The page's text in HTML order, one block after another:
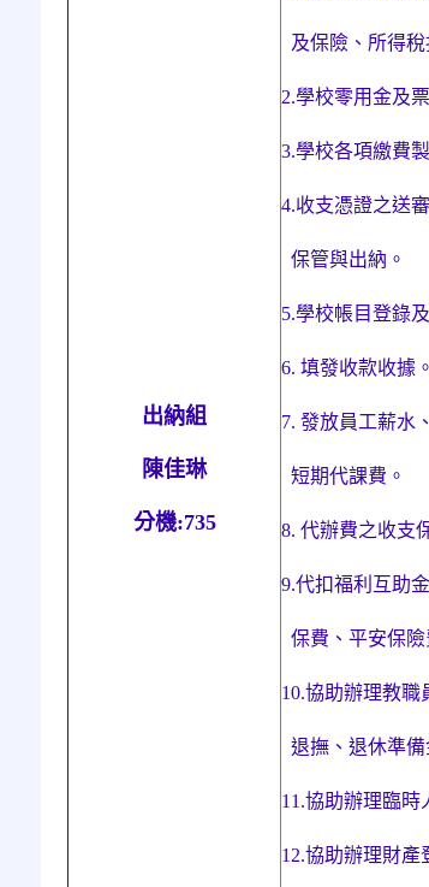
出納組
陳佳琳
分機:735
及保險、所得
2.學校零用金及
3.學校各項繳費
4.收支憑證之送
保管與出納。
5.學校帳目登錄
6. 填發收款收據。
7. 發放員工薪水
短期代課費。
8. 代辦費之收支
9.代扣福利互助
保費 、平安保
10.協助辦理教職
退撫 、退休準
11.協助辦理臨時
12.協助辦理財產